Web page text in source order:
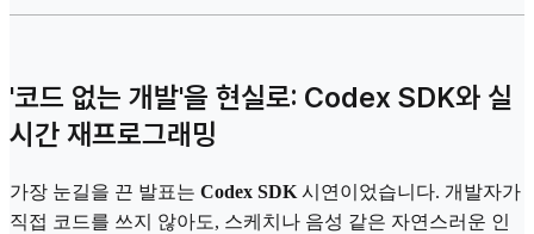
'코드 없는 개발'을 현실로: Codex SDK와 실
시간 재프로그래밍
가장 눈길을 끈 발표는 Codex SDK시연이었습니다. 개발자가
직접 코드를 쓰지 않아도, 스케치나 음성 같은 자연스러운 인